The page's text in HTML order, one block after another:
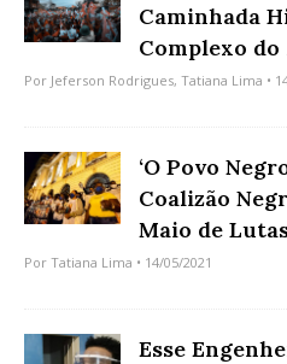
Caminhada
Complexo do
Por Jeferson Rodrigues, Tatiana Lima •
‘O Povo
Coalizão
Maio de
Por Tatiana Lima • 14/05/2021
Esse